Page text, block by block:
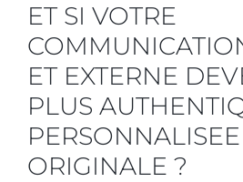
ET SI VOTRE
ET EXTERNE
PLUS
ORIGINALE ?